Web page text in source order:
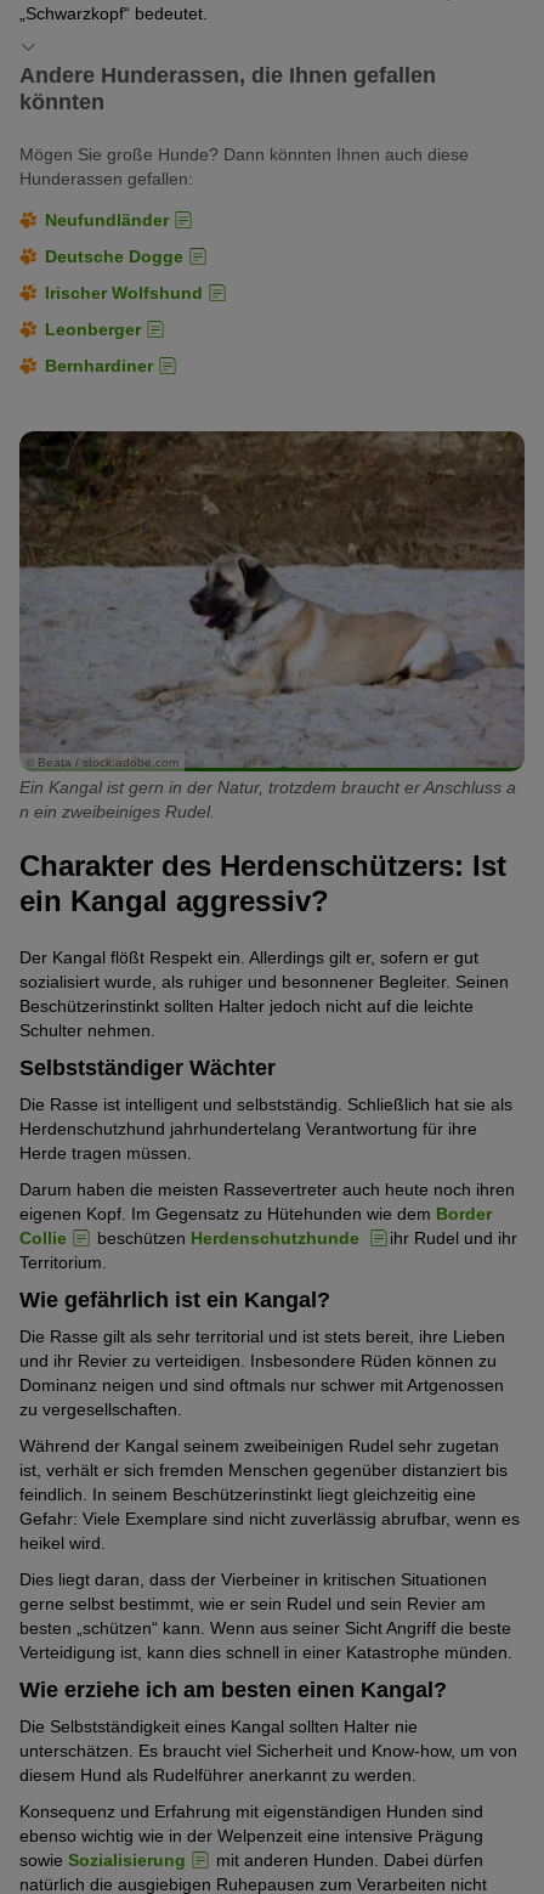
„Schwarzkopf“ bedeutet.
Andere Hunderassen, die Ihnen gefallen
könnten
Mögen Sie große Hunde? Dann könnten Ihnen auch diese
Hunderassen gefallen:
Neufundländer
Deutsche Dogge
Irischer Wolfshund
Leonberger
Bernhardiner
© Beata / stock.adobe.com
Ein Kangal ist gern in der Natur, trotzdem braucht er Anschluss a
n ein zweibeiniges Rudel.
Charakter des Herdenschützers: Ist
ein Kangal aggressiv?
Der Kangal flößt Respekt ein. Allerdings gilt er, sofern er gut
sozialisiert wurde, als ruhiger und besonnener Begleiter. Seinen
Beschützerinstinkt sollten Halter jedoch nicht auf die leichte
Schulter nehmen.
Selbstständiger Wächter
Die Rasse ist intelligent und selbstständig. Schließlich hat sie als
Herdenschutzhund jahrhundertelang Verantwortung für ihre
Herde tragen müssen.
Darum haben die meisten Rassevertreter auch heute noch ihren
eigenen Kopf. Im Gegensatz zu Hütehunden wie dem Border
Collie
beschützen Herdenschutzhunde
ihr Rudel und ihr
Territorium.
Wie gefährlich ist ein Kangal?
Die Rasse gilt als sehr territorial und ist stets bereit, ihre Lieben
und ihr Revier zu verteidigen. Insbesondere Rüden können zu
Dominanz neigen und sind oftmals nur schwer mit Artgenossen
zu vergesellschaften.
Während der Kangal seinem zweibeinigen Rudel sehr zugetan
ist, verhält er sich fremden Menschen gegenüber distanziert bis
feindlich. In seinem Beschützerinstinkt liegt gleichzeitig eine
Gefahr: Viele Exemplare sind nicht zuverlässig abrufbar, wenn es
heikel wird.
Dies liegt daran, dass der Vierbeiner in kritischen Situationen
gerne selbst bestimmt, wie er sein Rudel und sein Revier am
besten „schützen“ kann. Wenn aus seiner Sicht Angriff die beste
Verteidigung ist, kann dies schnell in einer Katastrophe münden.
Wie erziehe ich am besten einen Kangal?
Die Selbstständigkeit eines Kangal sollten Halter nie
unterschätzen. Es braucht viel Sicherheit und Know-how, um von
diesem Hund als Rudelführer anerkannt zu werden.
Konsequenz und Erfahrung mit eigenständigen Hunden sind
ebenso wichtig wie in der Welpenzeit eine intensive Prägung
sowie Sozialisierung
mit anderen Hunden. Dabei dürfen
natürlich die ausgiebigen Ruhepausen zum Verarbeiten nicht